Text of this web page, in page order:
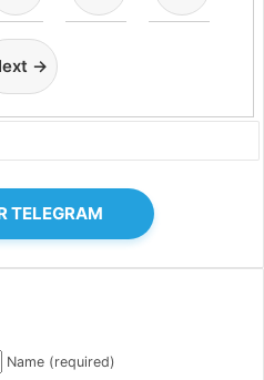
→
TELEGRAM
Name (required)